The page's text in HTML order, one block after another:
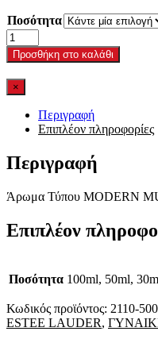
9.00€
20.00€
Ποσότητα
JACINTHE
NIGHT
ποσότητα
Προσθήκη στο καλάθι
×
Περιγραφή
Επιπλέον πληροφορίες
Περιγραφή
Άρωμα Τύπου MODERN
Επιπλέον
Ποσότητα 100ml, 50ml,
Κωδικός προϊόντος: 2110-
ESTEE LAUDER,